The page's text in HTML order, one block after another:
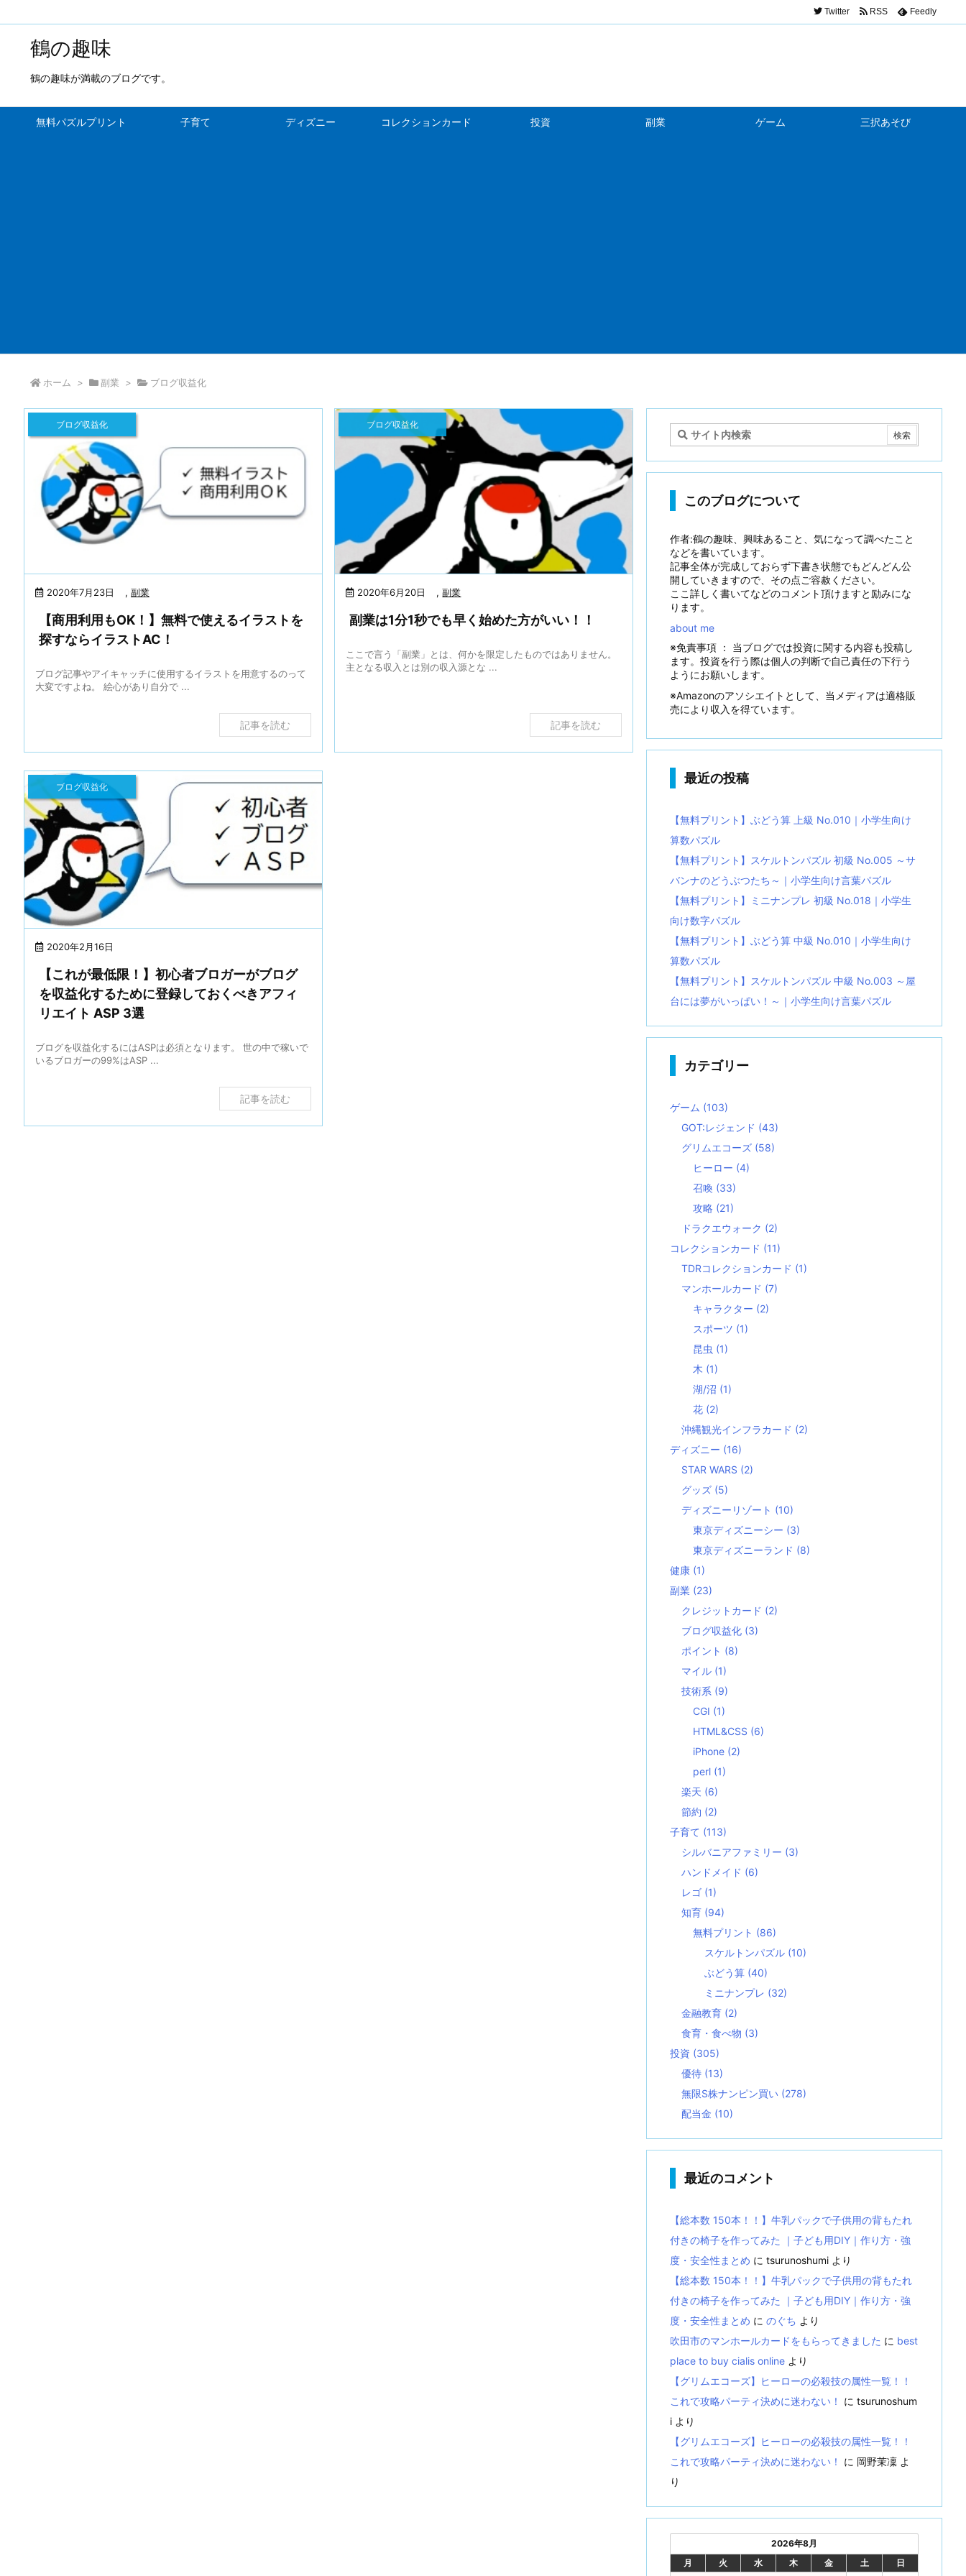
鶴の趣味
鶴の趣味が満載のブログです。
無料パズルプリント 子育て ディズニー コレクションカード 投資 副業 ゲーム 三択あそび
Twitter RSS Feedly
ホーム > 副業 > ブログ収益化
2020年7月23日
ブログ収益化
, 副業
【商用利用もOK！】無料で使えるイラストを
探すならイラストAC！
ブログ記事やアイキャッチに使用するイラストを用意するのって
大変ですよね。 絵心があり自分で ...
記事を読む
2020年6月20日
ブログ収益化
,副業
副業は1分1秒でも早く始めた方がいい！！
ここで言う「副業」とは、何かを限定したものではありません。
主となる収入とは別の収入源とな ...
記事を読む
2020年2月16日
ブログ収益化
【これが最低限！】初心者ブロガーがブログ
を収益化するために登録しておくべきアフィ
リエイト ASP 3選
ブログを収益化するにはASPは必須となります。 世の中で稼いで
いるブロガーの99%はASP ...
記事を読む
このブログについて
作者:鶴の趣味、興味あること、気になって調べたこと
などを書いています。
記事全体が完成しておらず下書き状態でもどんどん公
開していきますので、その点ご容赦ください。
ここ詳しく書いてなどのコメント頂けますと励みにな
ります。
about me
※免責事項 ： 当ブログでは投資に関する内容も投稿し
ます。投資を行う際は個人の判断で自己責任の下行う
ようにお願いします。
※Amazonのアソシエイトとして、当メディアは適格販
売により収入を得ています。
最近の投稿
【無料プリント】ぶどう算 上級 No.010｜小学生向け
算数パズル
【無料プリント】スケルトンパズル 初級 No.005 ～サ
バンナのどうぶつたち～｜小学生向け言葉パズル
【無料プリント】ミニナンプレ 初級 No.018｜小学生
向け数字パズル
【無料プリント】ぶどう算 中級 No.010｜小学生向け
算数パズル
【無料プリント】スケルトンパズル 中級 No.003 ～屋
台には夢がいっぱい！～｜小学生向け言葉パズル
カテゴリー
ゲーム (103)
GOT:レジェンド (43)
グリムエコーズ (58)
ヒーロー (4)
召喚 (33)
攻略 (21)
ドラクエウォーク (2)
コレクションカード (11)
TDRコレクションカード (1)
マンホールカード (7)
キャラクター (2)
スポーツ (1)
昆虫 (1)
木 (1)
湖/沼 (1)
花 (2)
沖縄観光インフラカード (2)
ディズニー (16)
STAR WARS (2)
グッズ (5)
ディズニーリゾート (10)
東京ディズニーシー (3)
東京ディズニーランド (8)
健康 (1)
副業 (23)
クレジットカード (2)
ブログ収益化 (3)
ポイント (8)
マイル (1)
技術系 (9)
CGI (1)
HTML&CSS (6)
iPhone (2)
perl (1)
楽天 (6)
節約 (2)
子育て (113)
シルバニアファミリー (3)
ハンドメイド (6)
レゴ (1)
知育 (94)
無料プリント (86)
スケルトンパズル (10)
ぶどう算 (40)
ミニナンプレ (32)
金融教育 (2)
食育・食べ物 (3)
投資 (305)
優待 (13)
無限S株ナンピン買い (278)
配当金 (10)
最近のコメント
【総本数 150本！！】牛乳パックで子供用の背もたれ
付きの椅子を作ってみた ｜子ども用DIY｜作り方・強
度・安全性まとめ に tsurunoshumi より
【総本数 150本！！】牛乳パックで子供用の背もたれ
付きの椅子を作ってみた ｜子ども用DIY｜作り方・強
度・安全性まとめ に のぐち より
吹田市のマンホールカードをもらってきました に best
place to buy cialis online より
【グリムエコーズ】ヒーローの必殺技の属性一覧！！
これで攻略パーティ決めに迷わない！
に tsurunoshum
i より
【グリムエコーズ】ヒーローの必殺技の属性一覧！！
これで攻略パーティ決めに迷わない！
に 岡野茉凜 よ
り
2026年8月
月
火 水 木 金 土
日